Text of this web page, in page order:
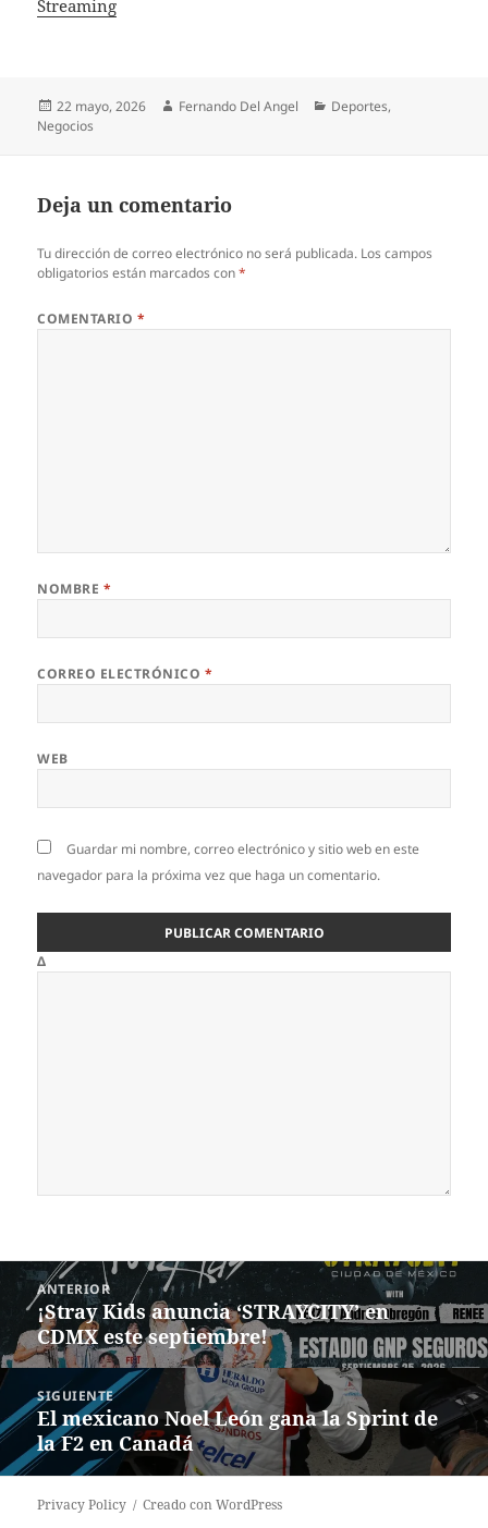
In relation to
Streaming
Publicado
el
22 mayo, 2026 Autor
Fernando Del Angel Categorías
Deportes,
Negocios
Deja un comentario
Tu dirección de correo electrónico no será publicada. Los campos
obligatorios están marcados con*
COMENTARIO *
NOMBRE *
CORREO ELECTRÓNICO *
WEB
Guardar mi nombre, correo electrónico y sitio web en este
navegador para la próxima vez que haga un comentario.
Δ
Navegación
entradas
ANTERIOR
Entrada
anterior:
¡Stray Kids anuncia ‘STRAYCITY’ en
CDMX este septiembre!
SIGUIENTE
Siguiente
entrada:
El mexicano Noel León gana la Sprint de
la F2 en Canadá
Privacy Policy Creado con WordPress